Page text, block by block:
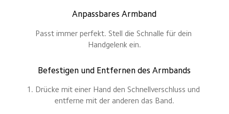
Anpassbares Armband
Passt immer perfekt. Stell die Schnalle für dein
Handgelenk ein.
Befestigen und Entfernen des Armbands
1. Drücke mit einer Hand den Schnellverschluss und
entferne mit der anderen das Band.